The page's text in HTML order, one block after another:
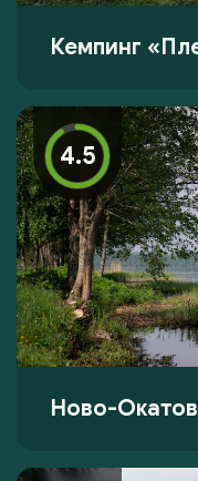
Кемпинг
4.5
Ново-